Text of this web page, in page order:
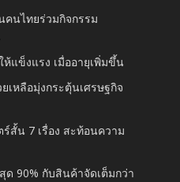
นไทยร่วมกิจกรรม
ห้แข็งแรง เมื่ออายุเพิ่มขึ้น
หลือมุ่งกระตุ้นเศรษฐกิจ
สั้น 7 เรื่อง สะท้อนความ
90% กับสินค้าจัดเต็มกว่า